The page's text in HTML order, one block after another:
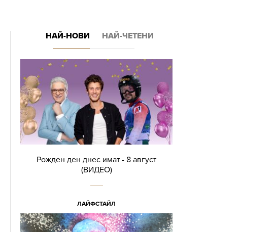
НАЙ-НОВИ НАЙ-ЧЕТЕНИ
Рожден ден днес имат - 8 август
(ВИДЕО)
ЛАЙФСТАЙЛ